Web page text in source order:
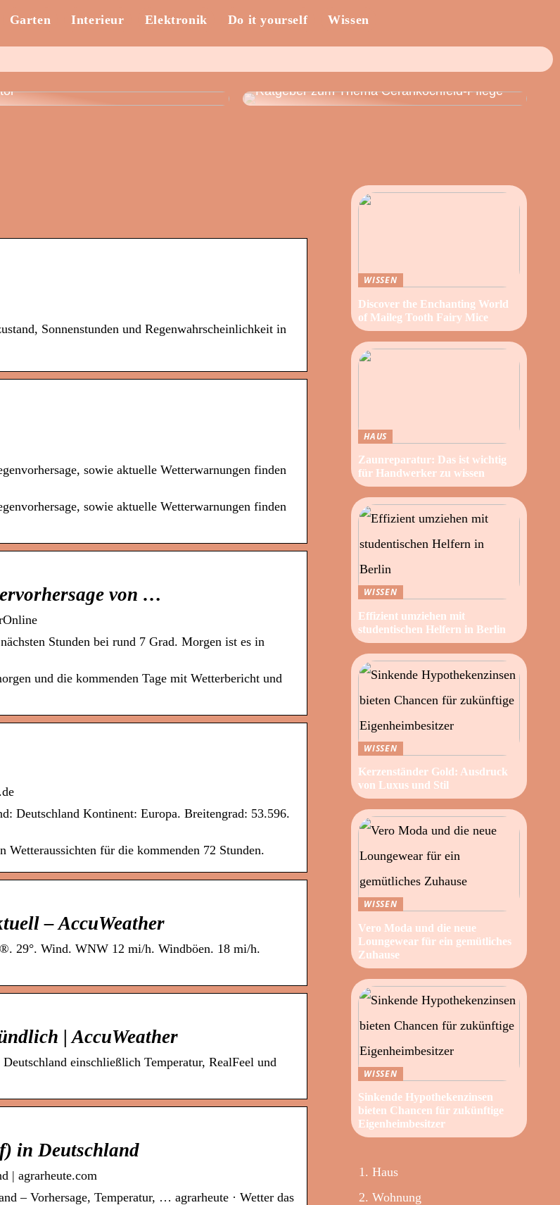
Garten Interieur Elektronik Do it yourself Wissen
Ratgeber zum Thema Cerankochfeld-Pflege
Sonnenstunden und Regenwahrscheinlichkeit in
sowie aktuelle Wetterwarnungen finden
sowie aktuelle Wetterwarnungen finden
von …
Stunden bei rund 7 Grad. Morgen ist es in
und die kommenden Tage mit Wetterbericht und
Deutschland Kontinent: Europa. Breitengrad: 53.596.
für die kommenden 72 Stunden.
– AccuWeather
29°. Wind. WNW 12 mi/h. Windböen. 18 mi/h.
| AccuWeather
einschließlich Temperatur, RealFeel und
in Deutschland
| agrarheute.com
– Vorhersage, Temperatur, … agrarheute · Wetter das
WISSEN
Discover the Enchanting World
of Maileg Tooth Fairy Mice
HAUS
Zaunreparatur: Das ist wichtig
für Handwerker zu wissen
WISSEN
Effizient umziehen mit
studentischen Helfern in Berlin
WISSEN
Kerzenständer Gold: Ausdruck
von Luxus und Stil
WISSEN
Vero Moda und die neue
Loungewear für ein gemütliches
Zuhause
WISSEN
Sinkende Hypothekenzinsen
bieten Chancen für zukünftige
Eigenheimbesitzer
Haus
Wohnung